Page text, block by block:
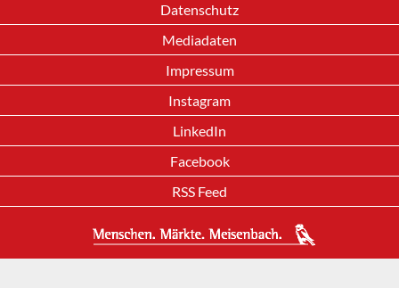
Datenschutz
Mediadaten
Impressum
Instagram
LinkedIn
Facebook
RSS Feed